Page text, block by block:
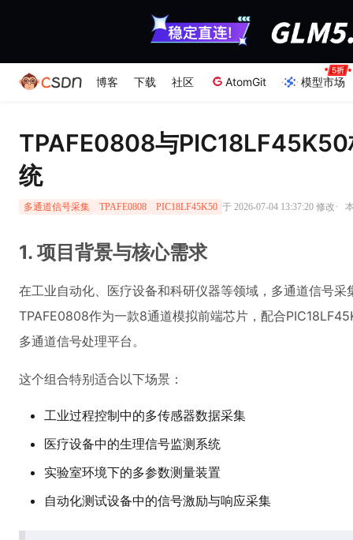
博客 下载 社区 AtomGit 模型市场
TPAFE0808与PIC18LF45K50
统
多通道信号采集 TPAFE0808 PIC18LF45K50 于 2026-07-04 13:37:20 修改·
1. 项目背景与核心需求
在工业自动化、医疗设备和科研仪器等领域，多通道信号
TPAFE0808作为一款8通道模拟前端芯片，配合
多通道信号处理平台。
这个组合特别适合以下场景：
工业过程控制中的多传感器数据采集
医疗设备中的生理信号监测系统
实验室环境下的多参数测量装置
自动化测试设备中的信号激励与响应采集